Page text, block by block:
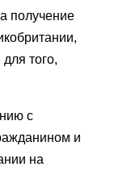
получение
того,
с
и
на